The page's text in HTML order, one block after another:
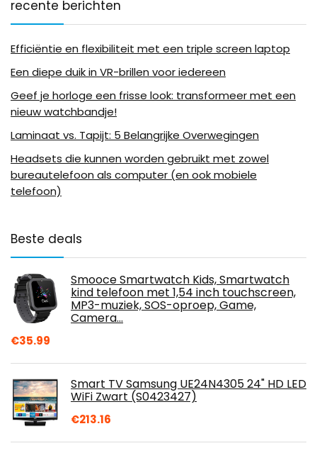
recente berichten
Efficiëntie en flexibiliteit met een triple screen laptop
Een diepe duik in VR-brillen voor iedereen
Geef je horloge een frisse look: transformeer met een
nieuw watchbandje!
Laminaat vs. Tapijt: 5 Belangrijke Overwegingen
Headsets die kunnen worden gebruikt met zowel
bureautelefoon als computer (en ook mobiele
telefoon)
Beste deals
Smooce Smartwatch Kids, Smartwatch
kind telefoon met 1,54 inch touchscreen,
MP3-muziek, SOS-oproep, Game,
Camera…
€35.99
Smart TV Samsung UE24N4305 24" HD LED
WiFi Zwart (S0423427)
€213.16